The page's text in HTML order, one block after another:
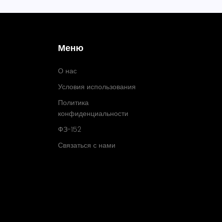
Меню
О нас
Условия использования
Политика
конфиденциальности
ФЗ-152
Связаться с нами